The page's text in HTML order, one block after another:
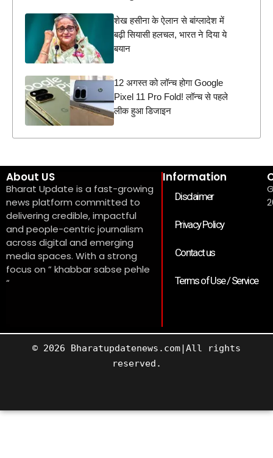
शेख हसीना के ऐलान से बांग्लादेश में
बढ़ी सियासी हलचल, भारत ने दिया ये
बयान
12 अगस्त को लॉन्च होगा Google
Pixel 11 Pro Fold! लॉन्च से पहले
लीक हुआ डिजाइन
About US
Bharat Update is a fast-growing
news platform committed to
delivering credible, impactful
and people-centric journalism
across digital and emerging
media spaces. With a strong
focus on ” khabbar sabse pehle
“
Information
Disclaimer
Privacy Policy
Contact us
Terms of Use / Service
© 2026 Bharatupdatenews.com|All rights
reserved.